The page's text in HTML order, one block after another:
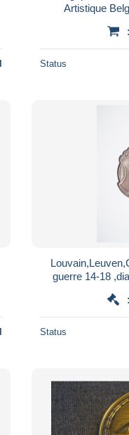
Artistique
Status
guerre 14-18
Status